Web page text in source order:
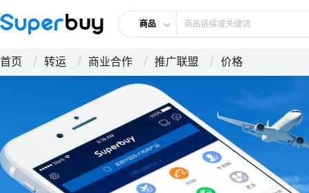
商品
首页 转运 商业合作 推广联盟 价格